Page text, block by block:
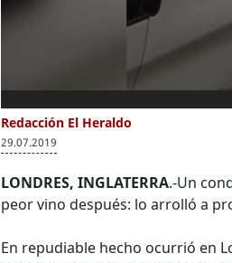
Redacción El Heraldo
29.07.2019
LONDRES, INGLATERRA.-Un
peor vino después: lo arrolló a
En repudiable hecho ocurrió en